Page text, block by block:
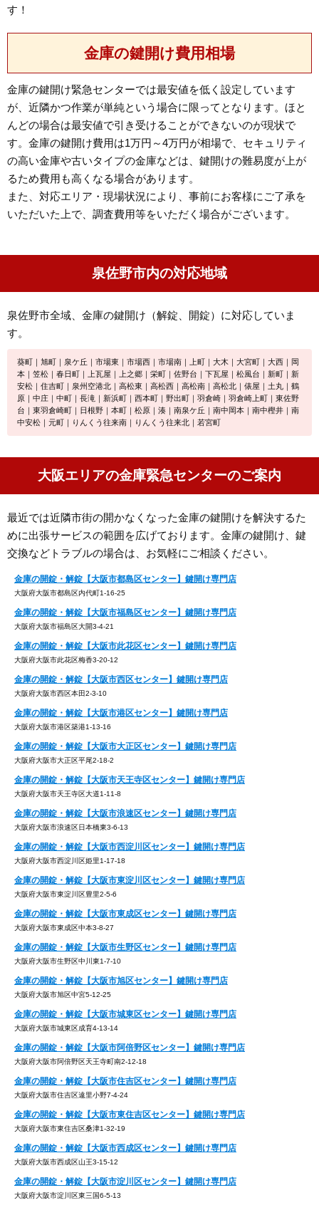
す！
金庫の鍵開け費用相場
金庫の鍵開け緊急センターでは最安値を低く設定しています
が、近隣かつ作業が単純という場合に限ってとなります。ほと
んどの場合は最安値で引き受けることができないのが現状で
す。金庫の鍵開け費用は1万円～4万円が相場で、セキュリティ
の高い金庫や古いタイプの金庫などは、鍵開けの難易度が上が
るため費用も高くなる場合があります。
また、対応エリア・現場状況により、事前にお客様にご了承を
いただいた上で、調査費用等をいただく場合がございます。
泉佐野市内の対応地域
泉佐野市全域、金庫の鍵開け（解錠、開錠）に対応していま
す。
葵町｜旭町｜泉ケ丘｜市場東｜市場西｜市場南｜上町｜大木｜大宮町｜大西｜岡
本｜笠松｜春日町｜上瓦屋｜上之郷｜栄町｜佐野台｜下瓦屋｜松風台｜新町｜新
安松｜住吉町｜泉州空港北｜高松東｜高松西｜高松南｜高松北｜俵屋｜土丸｜鶴
原｜中庄｜中町｜長滝｜新浜町｜西本町｜野出町｜羽倉崎｜羽倉崎上町｜東佐野
台｜東羽倉崎町｜日根野｜本町｜松原｜湊｜南泉ケ丘｜南中岡本｜南中樫井｜南
中安松｜元町｜りんくう往来南｜りんくう往来北｜若宮町
大阪エリアの金庫緊急センターのご案内
最近では近隣市街の開かなくなった金庫の鍵開けを解決するた
めに出張サービスの範囲を広げております。金庫の鍵開け、鍵
交換などトラブルの場合は、お気軽にご相談ください。
金庫の開錠・解錠【大阪市都島区センター】鍵開け専門店
大阪府大阪市都島区内代町1-16-25
金庫の開錠・解錠【大阪市福島区センター】鍵開け専門店
大阪府大阪市福島区大開3-4-21
金庫の開錠・解錠【大阪市此花区センター】鍵開け専門店
大阪府大阪市此花区梅香3-20-12
金庫の開錠・解錠【大阪市西区センター】鍵開け専門店
大阪府大阪市西区本田2-3-10
金庫の開錠・解錠【大阪市港区センター】鍵開け専門店
大阪府大阪市港区築港1-13-16
金庫の開錠・解錠【大阪市大正区センター】鍵開け専門店
大阪府大阪市大正区平尾2-18-2
金庫の開錠・解錠【大阪市天王寺区センター】鍵開け専門店
大阪府大阪市天王寺区大道1-11-8
金庫の開錠・解錠【大阪市浪速区センター】鍵開け専門店
大阪府大阪市浪速区日本橋東3-6-13
金庫の開錠・解錠【大阪市西淀川区センター】鍵開け専門店
大阪府大阪市西淀川区姫里1-17-18
金庫の開錠・解錠【大阪市東淀川区センター】鍵開け専門店
大阪府大阪市東淀川区豊里2-5-6
金庫の開錠・解錠【大阪市東成区センター】鍵開け専門店
大阪府大阪市東成区中本3-8-27
金庫の開錠・解錠【大阪市生野区センター】鍵開け専門店
大阪府大阪市生野区中川東1-7-10
金庫の開錠・解錠【大阪市旭区センター】鍵開け専門店
大阪府大阪市旭区中宮5-12-25
金庫の開錠・解錠【大阪市城東区センター】鍵開け専門店
大阪府大阪市城東区成育4-13-14
金庫の開錠・解錠【大阪市阿倍野区センター】鍵開け専門店
大阪府大阪市阿倍野区天王寺町南2-12-18
金庫の開錠・解錠【大阪市住吉区センター】鍵開け専門店
大阪府大阪市住吉区遠里小野7-4-24
金庫の開錠・解錠【大阪市東住吉区センター】鍵開け専門店
大阪府大阪市東住吉区桑津1-32-19
金庫の開錠・解錠【大阪市西成区センター】鍵開け専門店
大阪府大阪市西成区山王3-15-12
金庫の開錠・解錠【大阪市淀川区センター】鍵開け専門店
大阪府大阪市淀川区東三国6-5-13